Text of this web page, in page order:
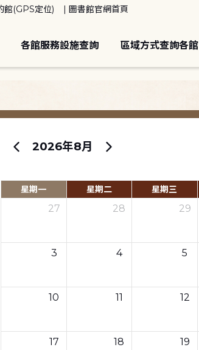
館(GPS定位) 圖書館官網首頁
各館服務設施查詢 區域方式查詢各館
2026年8月
星期一 星期二 星期三
27 28 29
3 4 5
10 11 12
17 18 19